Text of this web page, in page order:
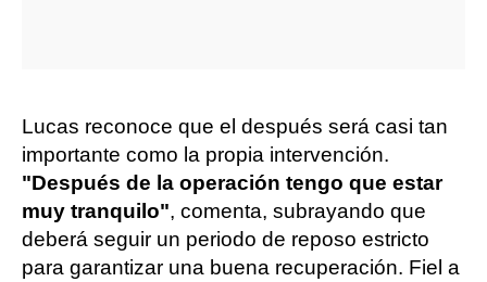
Lucas reconoce que el después será casi tan
importante como la propia intervención.
"Después de la operación tengo que estar
muy tranquilo", comenta, subrayando que
deberá seguir un periodo de reposo estricto
para garantizar una buena recuperación. Fiel a